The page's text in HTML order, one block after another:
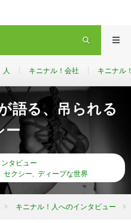
人 キニナル！会社 キニナル
語る、吊られる
ー
タビュー
セクシー ディープな世界
キニナル！人へのインタビュー